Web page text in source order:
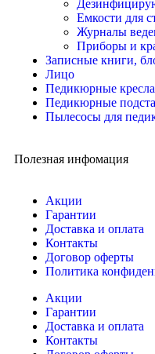
Емкости для
Журналы
Приборы и
Записные книги,
Лицо
Педикюрные кресла
Педикюрные
Пылесосы для
Полезная инфомация
Акции
Гарантии
Доставка и оплата
Контакты
Договор оферты
Политика
Акции
Гарантии
Доставка и оплата
Контакты